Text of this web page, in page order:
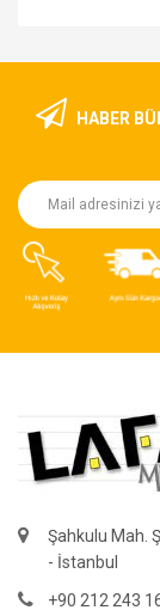
HABER
Şahkulu Mah.
- İstanbul
+90 212 243